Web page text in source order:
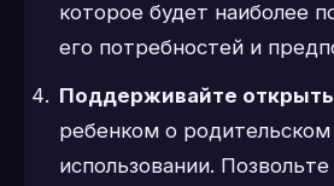
которое будет наиболее
его потребностей и
Поддерживайте
ребенком о родительском
использовании.